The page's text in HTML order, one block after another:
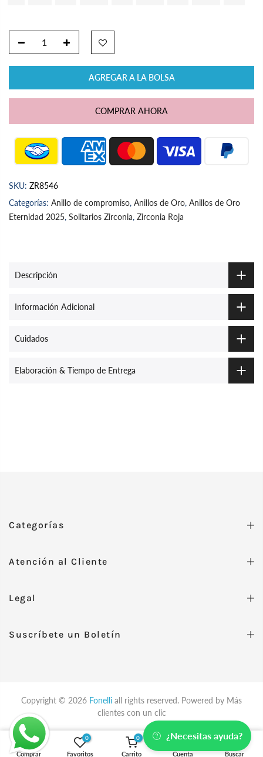
AGREGAR A LA BOLSA
COMPRAR AHORA
SKU: ZR8546
Categorías: Anillo de compromiso, Anillos de Oro, Anillos de Oro
Eternidad 2025, Solitarios Zirconia, Zirconia Roja
Descripción
Información Adicional
Cuidados
Elaboración & Tiempo de Entrega
Categorías
Atención al Cliente
Legal
Suscríbete un Boletín
Copyright © 2026 Fonelli all rights reserved. Powered by Más
clientes con un clic
Oro Amarillo / 4
Comprar
0
Favoritos
0
Carrito Cuenta Buscar
¿Necesitas ayuda?